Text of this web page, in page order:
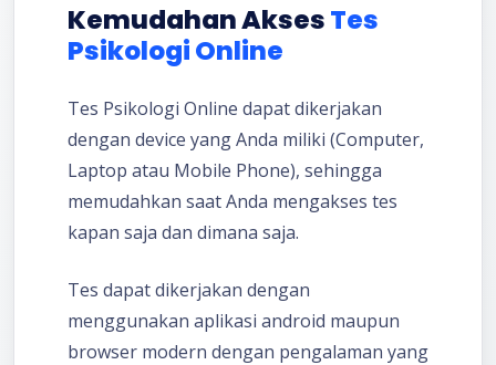
Kemudahan AksesTes
Psikologi Online
Tes Psikologi Online dapat dikerjakan
dengan device yang Anda miliki (Computer,
Laptop atau Mobile Phone), sehingga
memudahkan saat Anda mengakses tes
kapan saja dan dimana saja.
Tes dapat dikerjakan dengan
menggunakan aplikasi android maupun
browser modern dengan pengalaman yang